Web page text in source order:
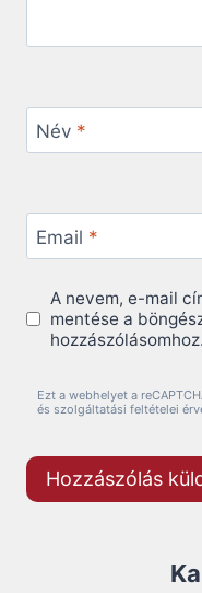
Név *
Email *
A nevem, e-mail
mentése a
hozzászólásomhoz.
Ezt a webhelyet a
és szolgáltatási feltételei